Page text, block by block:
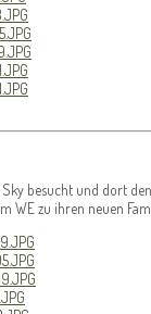
besucht und dort
WE zu ihren neuen